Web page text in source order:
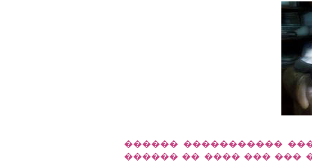
������ �����������
������ �� ���� ��� ���